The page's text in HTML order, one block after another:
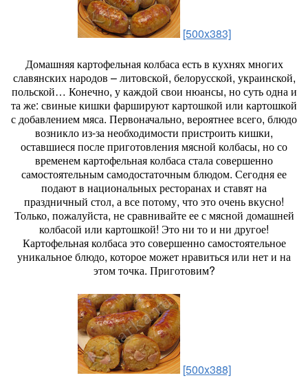
[500x383]
Домашняя картофельная колбаса есть в кухнях многих
славянских народов – литовской, белорусской, украинской,
польской… Конечно, у каждой свои нюансы, но суть одна и
та же: свиные кишки фаршируют картошкой или картошкой
с добавлением мяса. Первоначально, вероятнее всего, блюдо
возникло из-за необходимости пристроить кишки,
оставшиеся после приготовления мясной колбасы, но со
временем картофельная колбаса стала совершенно
самостоятельным самодостаточным блюдом. Сегодня ее
подают в национальных ресторанах и ставят на
праздничный стол, а все потому, что это очень вкусно!
Только, пожалуйста, не сравнивайте ее с мясной домашней
колбасой или картошкой! Это ни то и ни другое!
Картофельная колбаса это совершенно самостоятельное
уникальное блюдо, которое может нравиться или нет и на
этом точка. Приготовим?
[500x388]